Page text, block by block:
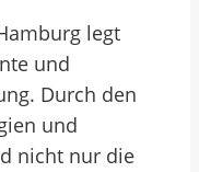
legt
und
Durch den
und
nicht nur die